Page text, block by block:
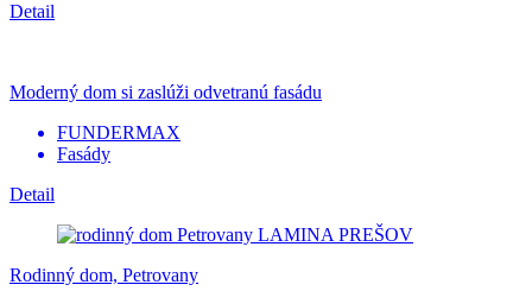
Detail
Moderný dom si zaslúži odvetranú fasádu
FUNDERMAX
Fasády
Detail
Rodinný dom, Petrovany